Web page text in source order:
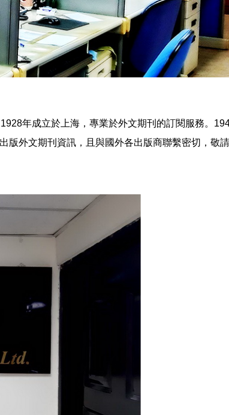
年成立於上海，專業於外文期刊的訂閱服務。
版外文期刊資訊，且與國外各出版商聯繫密切，敬